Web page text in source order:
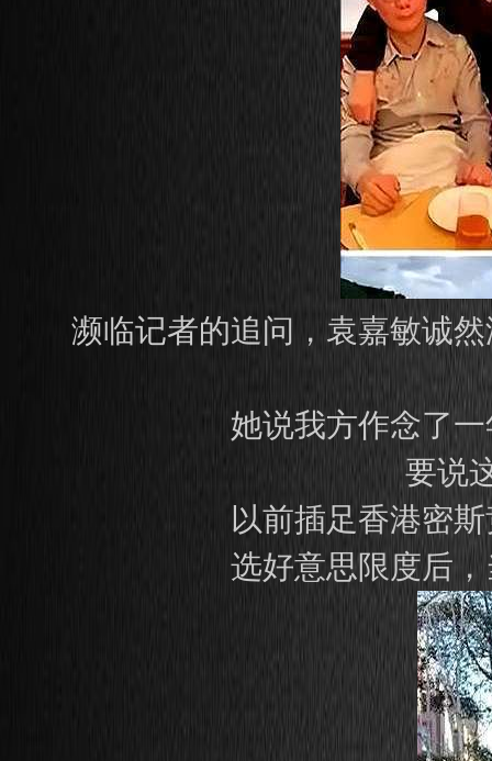
濒临记者的追问，袁嘉敏诚
她说我方作念了
要说
以前插足香港密
选好意思限度后